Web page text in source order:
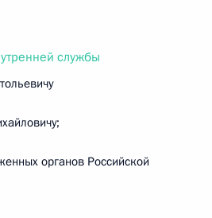
службы
органов Российской